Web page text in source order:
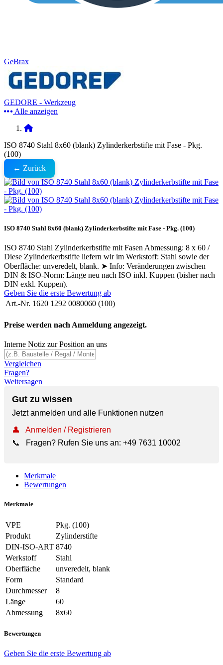
GeBrax
GEDORE - Werkzeug
Alle anzeigen
ISO 8740 Stahl 8x60 (blank) Zylinderkerbstifte mit Fase - Pkg.
(100)
← Zurück
ISO 8740 Stahl 8x60 (blank) Zylinderkerbstifte mit Fase - Pkg. (100)
ISO 8740 Stahl Zylinderkerbstifte mit Fasen Abmessung: 8 x 60 /
Diese Zylinderkerbstifte liefern wir im Werkstoff: Stahl sowie der
Oberfläche: unveredelt, blank. ➤ Info: Veränderungen zwischen
DIN & ISO-Norm: Länge neu nach ISO inkl. Kuppen (bisher nach
DIN exkl. Kuppen).
Geben Sie die erste Bewertung ab
Art.-Nr. 1620 1292 0080060 (100)
Preise werden nach Anmeldung angezeigt.
Interne Notiz zur Position an uns
Vergleichen
Fragen?
Weitersagen
Gut zu wissen
Jetzt anmelden und alle Funktionen nutzen
👤
Anmelden / Registrieren
📞
Fragen? Rufen Sie uns an: +49 7631 10002
Merkmale
Bewertungen
Merkmale
VPE
Pkg. (100)
Produkt
Zylinderstifte
DIN-ISO-ART 8740
Werkstoff
Stahl
Oberfläche
unveredelt, blank
Form
Standard
Durchmesser
8
Länge
60
Abmessung
8x60
Bewertungen
Geben Sie die erste Bewertung ab